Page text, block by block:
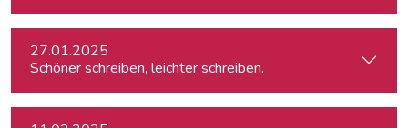
27.01.2025
Schöner schreiben, leichter schreiben.